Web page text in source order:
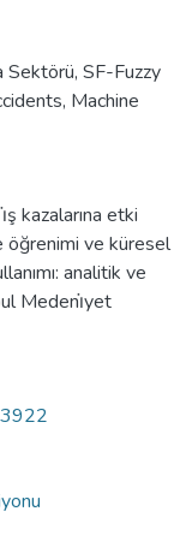
Sektörü, SF-Fuzzy
, Machine
kazalarına etki
öğrenimi ve küresel
analitik ve
Medeni̇yet